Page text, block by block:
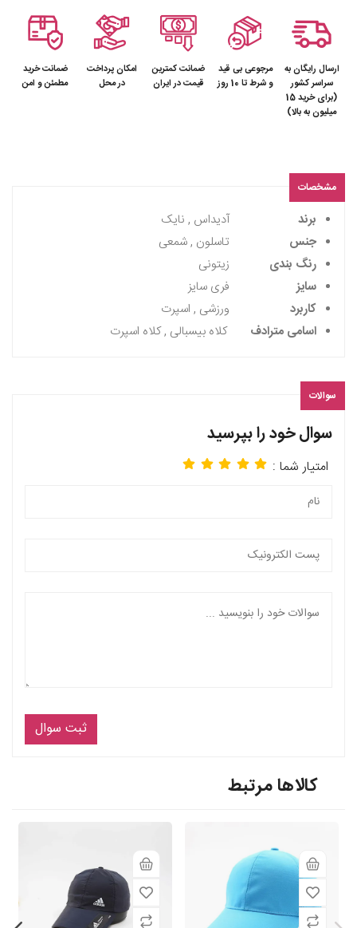
ارسال رایگان به
سراسر کشور
(برای خرید 15
میلیون به بالا)
مرجوعی بی قید
و شرط تا 10 روز
ضمانت کمترین
قیمت در ایران
امکان پرداخت
در محل
ضمانت خرید
مطمئن و امن
مشخصات
برند
آدیداس , نایک
جنس
تاسلون , شمعی
رنگ بندی
زیتونی
سایز
فری سایز
کاربرد
ورزشی , اسپرت
اسامی مترادف
کلاه بیسبالی , کلاه اسپرت
سوالات
سوال خود را بپرسید
امتیار شما :
ثبت سوال
کالاها مرتبط